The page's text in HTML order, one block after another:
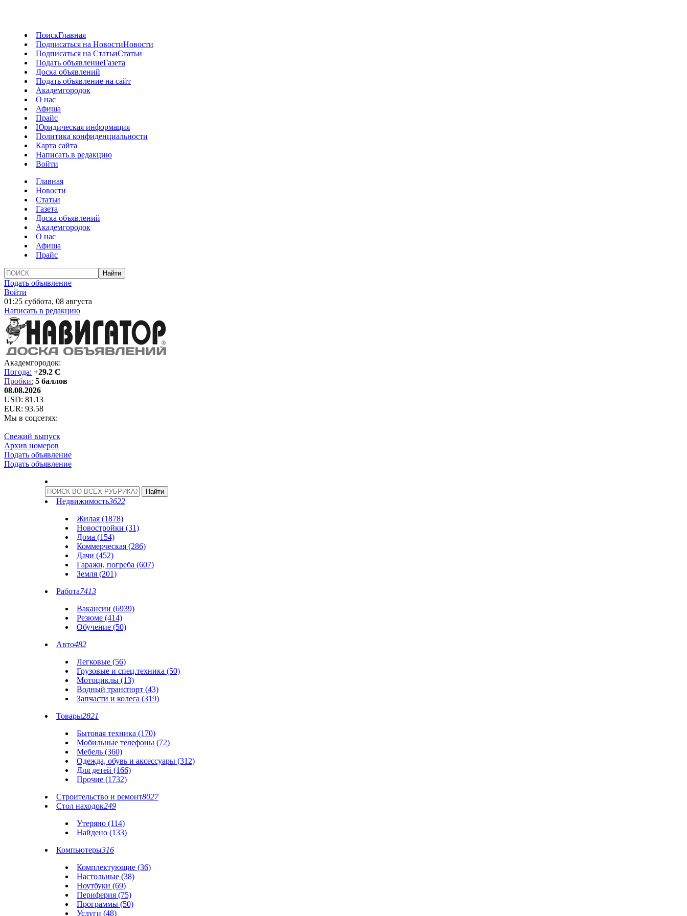
ПоискГлавная
Подписаться на НовостиНовости
Подписаться на СтатьиСтатьи
Подать объявлениеГазета
Доска объявлений
Подать объявление на сайт
Академгородок
О нас
Афиша
Прайс
Юридическая информация
Политика конфиденциальности
Карта сайта
Написать в редакцию
Войти
Главная
Новости
Статьи
Газета
Доска объявлений
Академгородок
О нас
Афиша
Прайс
Подать объявление
Войти
01:25 суббота, 08 августа
Написать в редакцию
Академгородок:
Погода: +29.2 C
Пробки: 5 баллов
08.08.2026
USD: 81.13
EUR: 93.58
Мы в соцсетях:
Свежий выпуск
Архив номеров
Подать объявление
Подать объявление
Недвижимость3622
Жилая (1878)
Новостройки (31)
Дома (154)
Коммерческая (286)
Дачи (452)
Гаражи, погреба (607)
Земля (201)
Работа7413
Вакансии (6939)
Резюме (414)
Обучение (50)
Авто482
Легковые (56)
Грузовые и спец.техника (50)
Мотоциклы (13)
Водный транспорт (43)
Запчасти и колеса (319)
Товары2821
Бытовая техника (170)
Мобильные телефоны (72)
Мебель (360)
Одежда, обувь и аксессуары (312)
Для детей (166)
Прочие (1732)
Строительство и ремонт8027
Стол находок249
Утеряно (114)
Найдено (133)
Компьютеры316
Комплектующие (36)
Настольные (38)
Ноутбуки (69)
Периферия (75)
Программы (50)
Услуги (48)